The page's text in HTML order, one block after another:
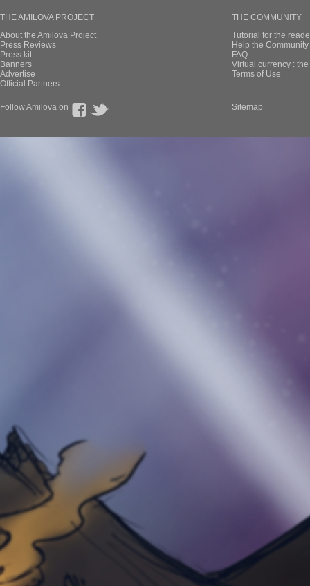
THE AMILOVA PROJECT
About the Amilova Project
Press Reviews
Press kit
Banners
Advertise
Official Partners
THE COMMUNITY
Tutorial for the
Help the
FAQ
Virtual currency :
Terms of Use
Follow Amilova on Sitemap